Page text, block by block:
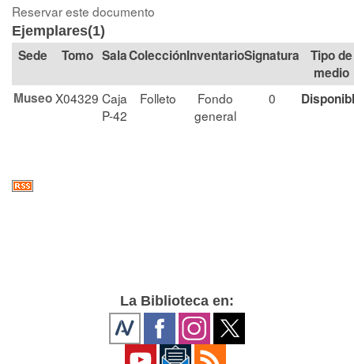
Reservar este documento
Ejemplares(1)
Tomo SalaColección Signatura
Tipo de
medio
MuseoX04329 Caja
P-42
Folleto
Fondo
general
0
La Biblioteca en: